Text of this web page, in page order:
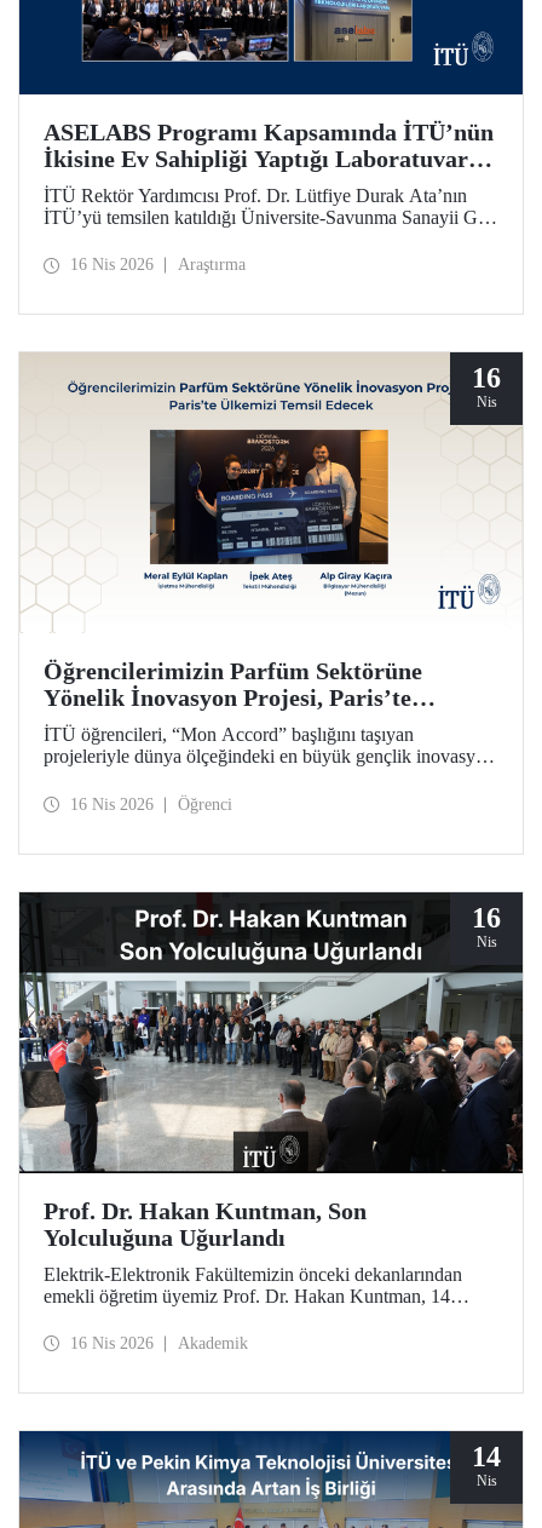
ASELABS Programı Kapsamında İTÜ’nün
İkisine Ev Sahipliği Yaptığı Laboratuvarlar
Açıldı
İTÜ Rektör Yardımcısı Prof. Dr. Lütfiye Durak Ata’nın
İTÜ’yü temsilen katıldığı Üniversite-Savunma Sanayii Güç
yapıldı. ASELABS kapsamındaki “RF Mikrodalga
16 Nis 2026 Araştırma
16
Nis
Öğrencilerimizin Parfüm Sektörüne
Yönelik İnovasyon Projesi, Paris’te
Ülkemizi Temsil Edecek
İTÜ öğrencileri, “Mon Accord” başlığını taşıyan
projeleriyle dünya ölçeğindeki en büyük gençlik inovasyon
birinci oldu. Bu başarılarıyla İTÜ’lü isimler İpek Ateş,
16 Nis 2026 Öğrenci
16
Nis
Prof. Dr. Hakan Kuntman, Son
Yolculuğuna Uğurlandı
Elektrik-Elektronik Fakültemizin önceki dekanlarından
emekli öğretim üyemiz Prof. Dr. Hakan Kuntman, 14
Merkezimizde düzenlenen törenle son yolculuğuna
16 Nis 2026 Akademik
14
Nis